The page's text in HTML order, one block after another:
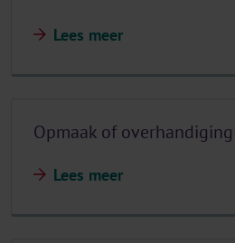
Lees meer
Opmaak of
Lees meer